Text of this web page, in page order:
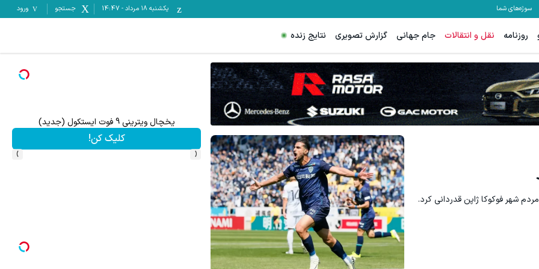
سوژه‌های شما یکشنبه ۱۸ مرداد -
14:47 جستجو ورود
روزنامه نقل و انتقالات جام جهانی گزارش تصویری نتایج زنده
شهر فوکوکا ژاپن قدردانی کرد.
تریدرهای فعال فارکس ترید EURUSD با اسپرد از صفر پیپ
ثبت نام کنید
میدونستی میتونی از بالا رفتن ارزش سهام گوگل سود کسب
ثبت نام کنید
‹
›